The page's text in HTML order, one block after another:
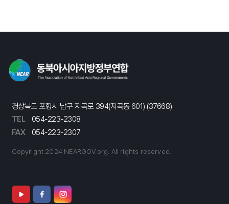
경상북도 포항시 남구 지곡로 394(지곡동 601) (37668)
TEL
054-223-2308
FAX
054-223-2307
Copyright 2024 NEARGOV.org. All rights reserved.